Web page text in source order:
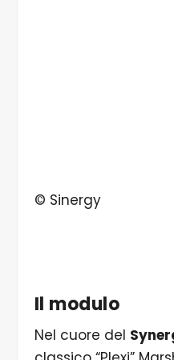
© Sinergy
Il modulo
Nel cuore del